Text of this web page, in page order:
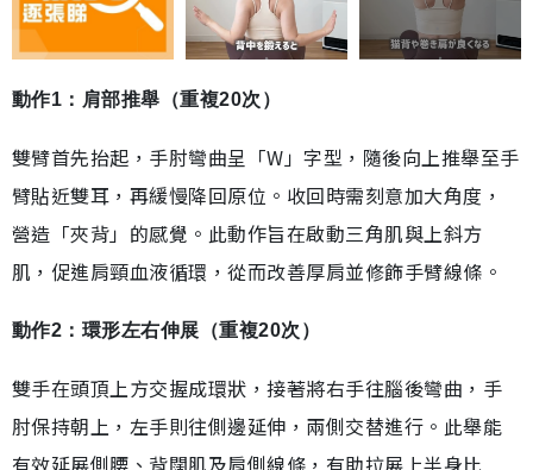
動作1：肩部推舉（重複20次）
雙臂首先抬起，手肘彎曲呈「W」字型，隨後向上推舉至手
臂貼近雙耳，再緩慢降回原位。收回時需刻意加大角度，
營造「夾背」的感覺。此動作旨在啟動三角肌與上斜方
肌，促進肩頸血液循環，從而改善厚肩並修飾手臂線條。
動作2：環形左右伸展（重複20次）
雙手在頭頂上方交握成環狀，接著將右手往腦後彎曲，手
肘保持朝上，左手則往側邊延伸，兩側交替進行。此舉能
有效延展側腰、背闊肌及肩側線條，有助拉展上半身比